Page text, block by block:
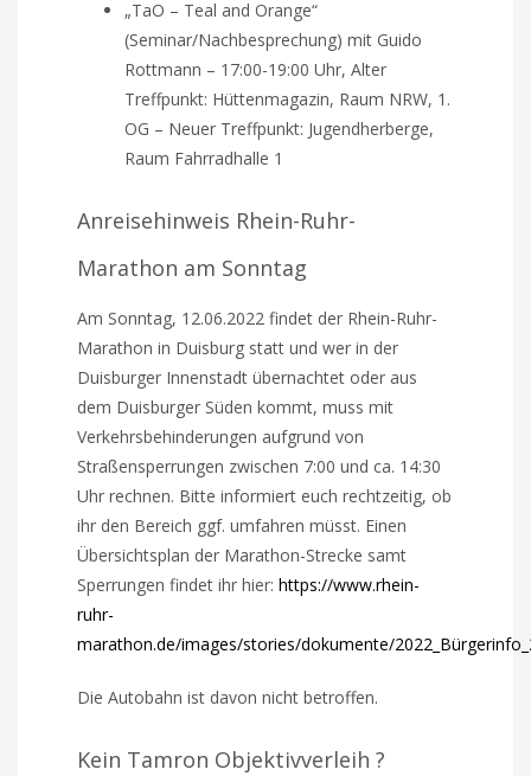
„TaO – Teal and Orange“
(Seminar/Nachbesprechung) mit Guido
Rottmann – 17:00-19:00 Uhr, Alter
Treffpunkt: Hüttenmagazin, Raum NRW, 1.
OG – Neuer Treffpunkt: Jugendherberge,
Raum Fahrradhalle 1
Anreisehinweis Rhein-Ruhr-
Marathon am Sonntag
Am Sonntag, 12.06.2022 findet der Rhein-Ruhr-
Marathon in Duisburg statt und wer in der
Duisburger Innenstadt übernachtet oder aus
dem Duisburger Süden kommt, muss mit
Verkehrsbehinderungen aufgrund von
Straßensperrungen zwischen 7:00 und ca. 14:30
Uhr rechnen. Bitte informiert euch rechtzeitig, ob
ihr den Bereich ggf. umfahren müsst. Einen
Übersichtsplan der Marathon-Strecke samt
Sperrungen findet ihr hier:https://www.rhein-
ruhr-
marathon.de/images/stories/dokumente/
Die Autobahn ist davon nicht betroffen.
Kein Tamron Objektivverleih ?